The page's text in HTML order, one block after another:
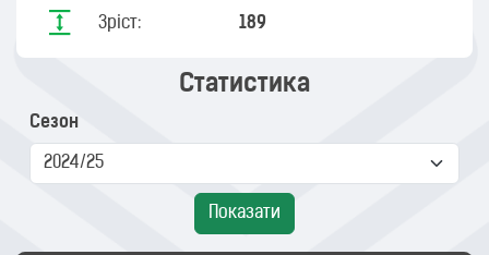
Зріст: 189
Статистика
Сезон
Показати